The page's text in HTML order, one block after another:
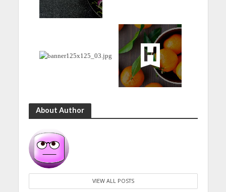
About Author
VIEW ALL POSTS